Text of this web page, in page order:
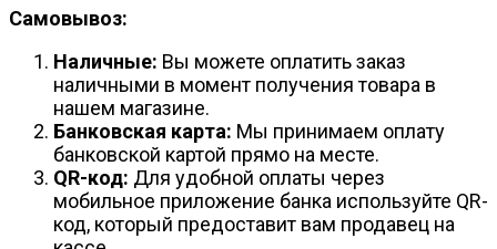
Самовывоз:
Наличные: Вы можете оплатить заказ
наличными в момент получения товара в
нашем магазине.
Банковская карта: Мы принимаем оплату
банковской картой прямо на месте.
QR-код: Для удобной оплаты через
мобильное приложение банка используйте QR-
код, который предоставит вам продавец на